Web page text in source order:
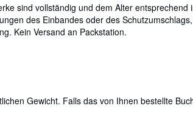
sind vollständig und dem Alter
des Einbandes oder des
Kein Versand an Packstation.
Gewicht. Falls das von Ihnen bestellte